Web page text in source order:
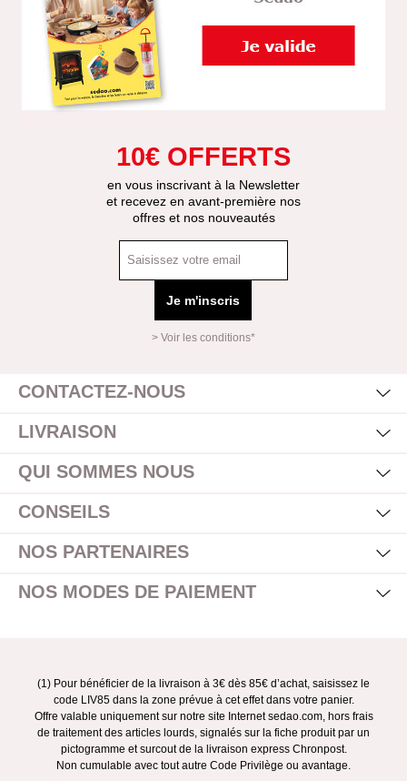
10€ OFFERTS
en vous inscrivant à la Newsletter
et recevez en avant-première nos
offres et nos nouveautés
Je m'inscris
> Voir les conditions*
CONTACTEZ-NOUS
LIVRAISON
QUI SOMMES NOUS
CONSEILS
NOS PARTENAIRES
NOS MODES DE PAIEMENT
(1) Pour bénéficier de la livraison à 3€ dès 85€ d’achat, saisissez le
code LIV85 dans la zone prévue à cet effet dans votre panier.
Offre valable uniquement sur notre site Internet sedao.com, hors frais
de traitement des articles lourds, signalés sur la fiche produit par un
pictogramme et surcout de la livraison express Chronpost.
Non cumulable avec tout autre Code Privilège ou avantage.